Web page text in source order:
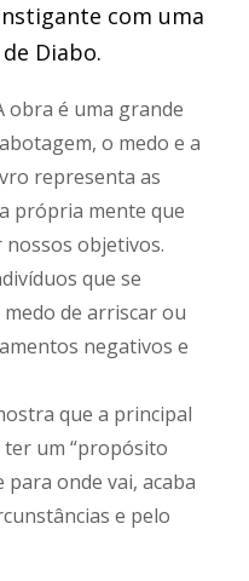
com uma
Diabo.
obra é uma grande
o medo e a
representa as
própria mente que
nossos objetivos.
que se
de arriscar ou
negativos e
que a principal
um “propósito
para onde vai, acaba
e pelo